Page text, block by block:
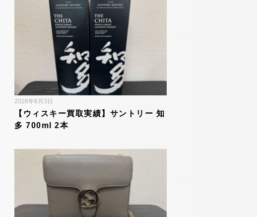
【ウィスキー買取実績】サントリー 知
多 700ml 2本
2026年8月3日